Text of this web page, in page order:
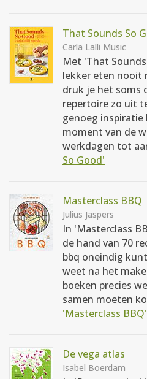
That Sounds So
Carla Lalli Music
Met 'That
lekker eten nooit
druk je het soms
repertoire zo uit
genoeg inspiratie
moment van de
werkdagen tot
So Good'
Masterclass BBQ
Julius Jaspers
In 'Masterclass
de hand van 70
bbq oneindig kunt
weet na het
boeken precies
samen moeten
'Masterclass BBQ'
De vega atlas
Isabel Boerdam